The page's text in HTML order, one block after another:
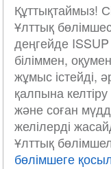
Құттықтаймыз!
Ұлттық
деңгейде
біліммен,
жұмыс істейді,
қалпына
және соған
желілерді
Ұлттық
бөлімшеге